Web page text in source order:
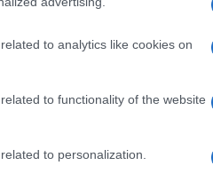
to analytics like cookies on
to functionality of the website
to personalization.